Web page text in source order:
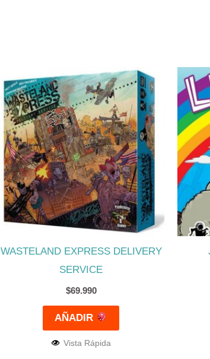
WASTELAND EXPRESS DELIVERY
SERVICE
$69.990
AÑADIR
Vista Rápida